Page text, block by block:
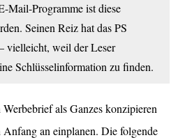
Mail-Programme ist diese
Seinen Reiz hat das PS
vielleicht, weil der Leser
Schlüsselinformation zu finden.
als Ganzes konzipieren
an einplanen. Die folgende